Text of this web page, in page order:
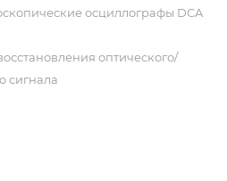
осциллографы DCA
оптического/
сигнала